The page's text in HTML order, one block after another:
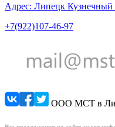
Адрес: Липецк Кузнечный
+7(922)107-46-97
ООО МСТ в